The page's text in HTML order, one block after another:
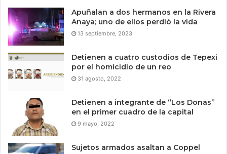
Apuñalan a dos hermanos en la Rivera
Anaya; uno de ellos perdió la vida
13 septiembre, 2023
Detienen a cuatro custodios de Tepexi
por el homicidio de un reo
31 agosto, 2022
Detienen a integrante de “Los Donas”
en el primer cuadro de la capital
9 mayo, 2022
Sujetos armados asaltan a Coppel